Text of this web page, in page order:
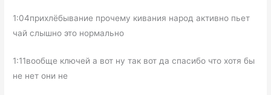
1:04прихлёбывание прочему кивания народ активно пьет
чай слышно это нормально
1:11вообще ключей а вот ну так вот да спасибо что хотя бы
не нет они не